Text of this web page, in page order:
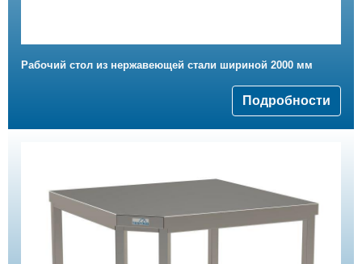
Рабочий стол из нержавеющей стали шириной 2000 мм
Подробности